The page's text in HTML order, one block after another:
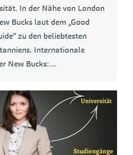
In der Nähe von London
Bucks laut dem „Good
zu den beliebtesten
Internationale
New Bucks:…